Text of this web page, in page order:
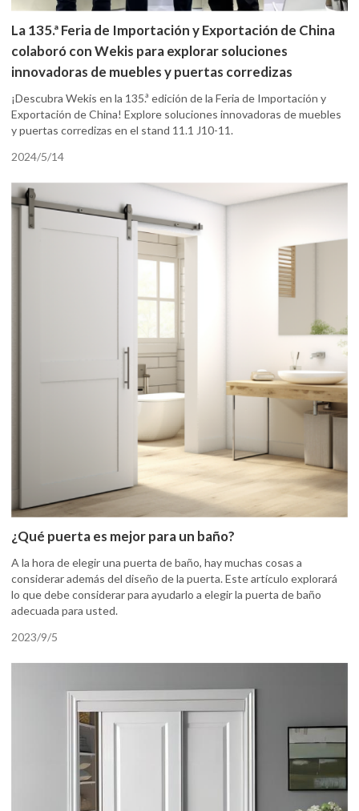
La 135.ª Feria de Importación y Exportación de China
colaboró con Wekis para explorar soluciones
innovadoras de muebles y puertas corredizas
¡Descubra Wekis en la 135.ª edición de la Feria de Importación y
Exportación de China! Explore soluciones innovadoras de muebles
y puertas corredizas en el stand 11.1 J10-11.
2024/5/14
¿Qué puerta es mejor para un baño?
A la hora de elegir una puerta de baño, hay muchas cosas a
considerar además del diseño de la puerta. Este artículo explorará
lo que debe considerar para ayudarlo a elegir la puerta de baño
adecuada para usted.
2023/9/5